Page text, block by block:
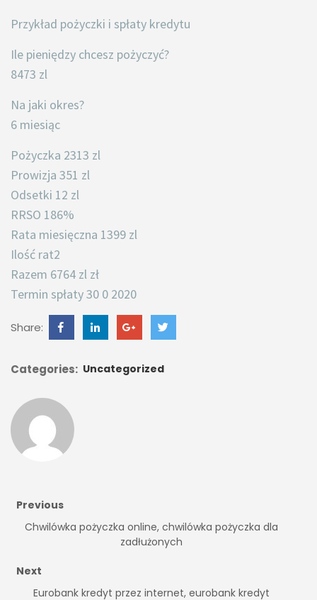
Przykład pożyczki i spłaty kredytu
Ile pieniędzy chcesz pożyczyć?
8473 zl
Na jaki okres?
6 miesiąc
Pożyczka 2313 zl
Prowizja 351 zl
Odsetki 12 zl
RRSO 186%
Rata miesięczna 1399 zl
Ilość rat2
Razem 6764 zl zł
Termin spłaty 30 0 2020
Share:
Categories: Uncategorized
Previous
Chwilówka pożyczka online, chwilówka pożyczka dla
zadłużonych
Next
Eurobank kredyt przez internet, eurobank kredyt